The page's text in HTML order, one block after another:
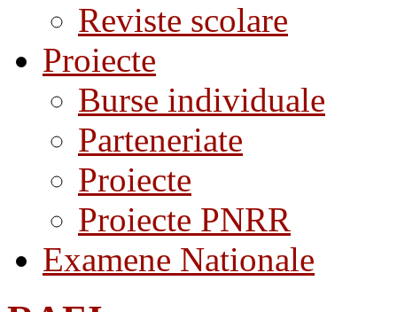
Reviste scolare
Proiecte
Burse individuale
Parteneriate
Proiecte
Proiecte PNRR
Examene Nationale